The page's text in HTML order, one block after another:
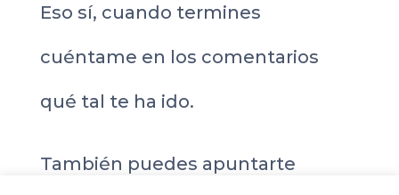
Eso sí, cuando termines
cuéntame en los comentarios
qué tal te ha ido.
También puedes apuntarte